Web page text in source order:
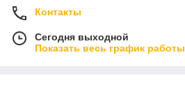
Контакты
Сегодня выходной
Показать весь график работы